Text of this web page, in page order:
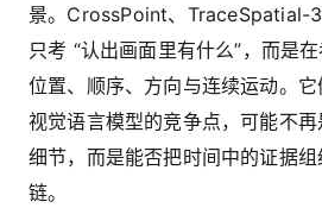
景。CrossPoint、TraceSpatial-
只考 “认出画面里有什么”，而是
位置、顺序、方向与连续运动。
视觉语言模型的竞争点，可能不
细节，而是能否把时间中的证据
链。